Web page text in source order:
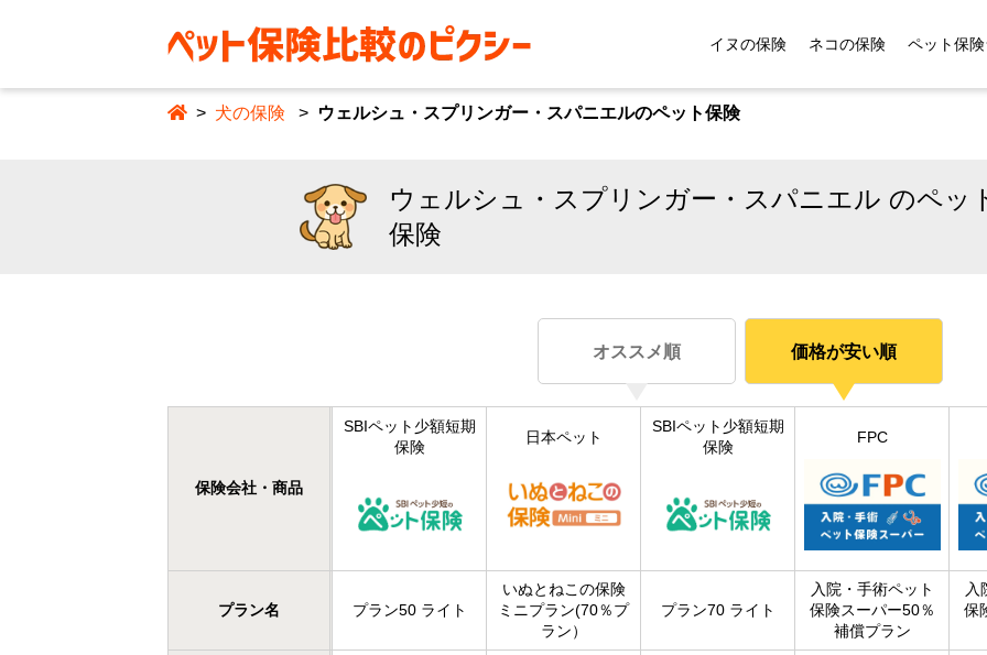
イヌの保険 ネコの保険 ペット保
犬の保険 ウェルシュ・スプリンガー・スパニエルのペット保険
ウェルシュ・スプリンガー・スパニエル のペッ
保険
オススメ順 価格が安い順
保険会社・商品
SBIペット少額短期
保険
日本ペット
SBIペット少額短期
保険
FPC
プラン名 プラン50 ライト
いぬとねこの保険
ミニプラン(70％プ
ラン）
プラン70 ライト
入院・手術ペット
保険スーパー50％
補償プラン
入
保